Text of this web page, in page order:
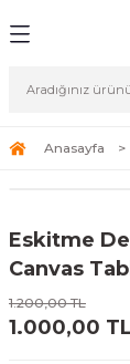
Tablolar
Tablolar
Sanat
Anasayfa
Eskitme
Canvas
1.200,00 TL
1.000,00 TL